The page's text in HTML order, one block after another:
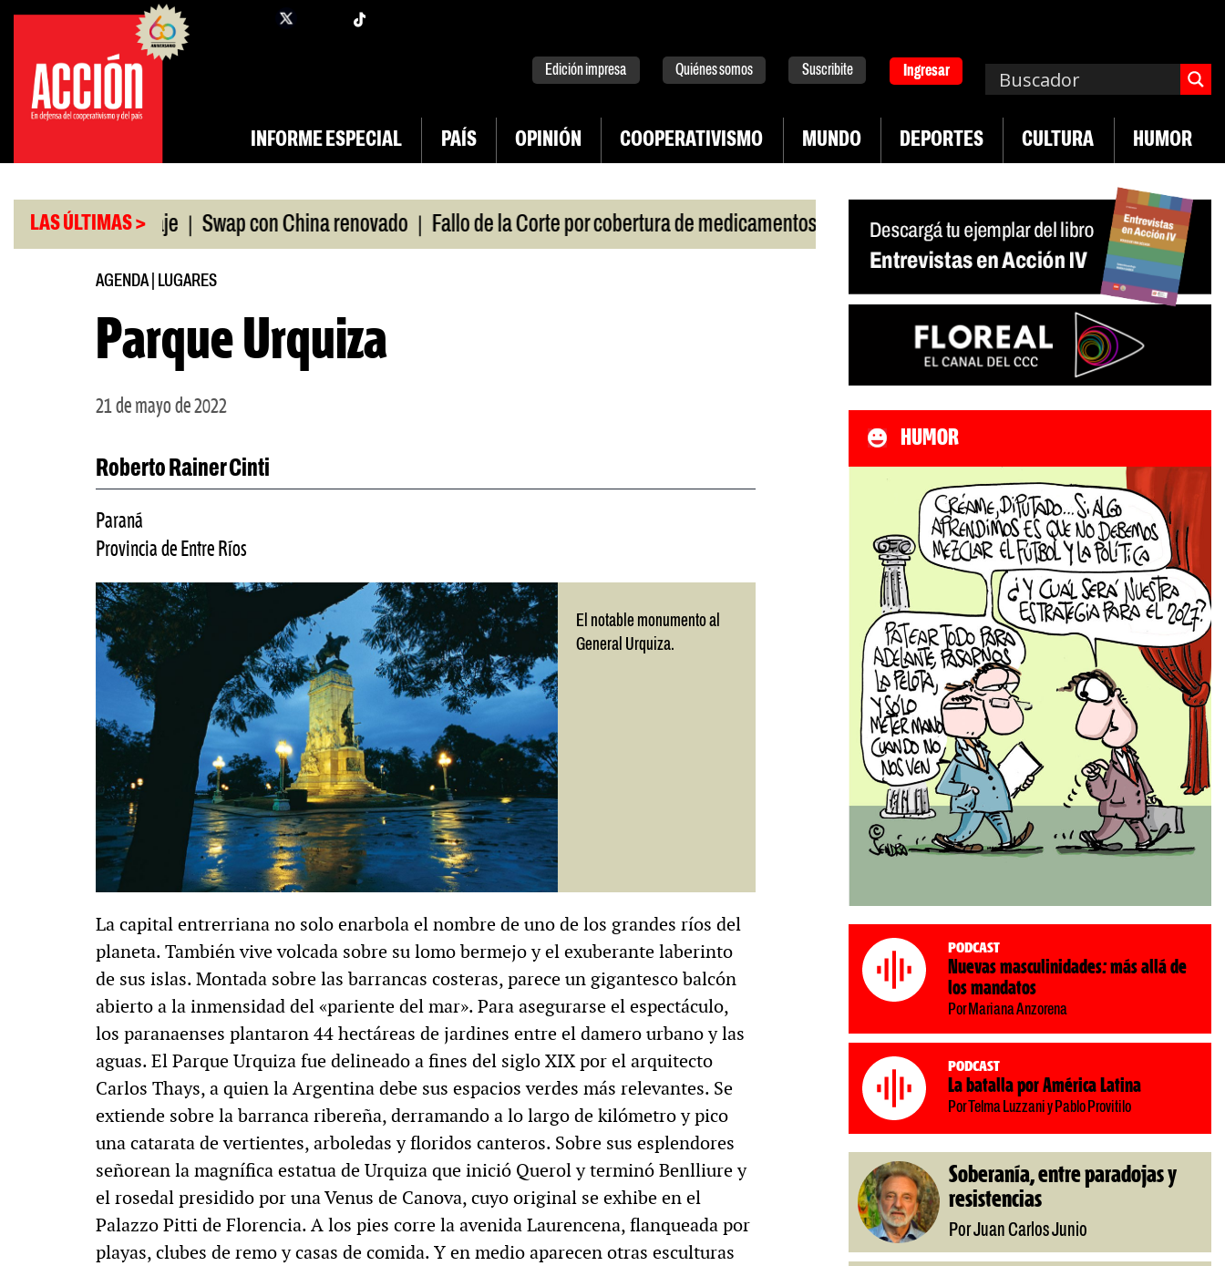
Saltar
contenido
facebook
Edición impresa Quiénes somos Suscribite Ingresar
INFORME ESPECIAL PAÍS OPINIÓN COOPERATIVISMO MUNDO DEPORTES CULTURA HUMOR
LAS ÚLTIMAS >
a peritaje | Swap con China renovado | Fallo de la Corte por cobertura de medicamentos | Uruguay frente a crisis diplomática Argentina-Brasil
AGENDA| LUGARES
Parque Urquiza
21 de mayo de 2022
Roberto Rainer Cinti
Paraná
Provincia de Entre Ríos
El notable monumento al
General Urquiza.
La capital entrerriana no solo enarbola el nombre de uno de los grandes ríos del
planeta. También vive volcada sobre su lomo bermejo y el exuberante laberinto
de sus islas. Montada sobre las barrancas costeras, parece un gigantesco balcón
abierto a la inmensidad del «pariente del mar». Para asegurarse el espectáculo,
los paranaenses plantaron 44 hectáreas de jardines entre el damero urbano y las
aguas. El Parque Urquiza fue delineado a fines del siglo XIX por el arquitecto
Carlos Thays, a quien la Argentina debe sus espacios verdes más relevantes. Se
extiende sobre la barranca ribereña, derramando a lo largo de kilómetro y pico
una catarata de vertientes, arboledas y floridos canteros. Sobre sus esplendores
señorean la magnífica estatua de Urquiza que inició Querol y terminó Benlliure y
el rosedal presidido por una Venus de Canova, cuyo original se exhibe en el
Palazzo Pitti de Florencia. A los pies corre la avenida Laurencena, flanqueada por
playas, clubes de remo y casas de comida. Y en medio aparecen otras esculturas
HUMOR
Podcast
Nuevas masculinidades: más allá de
los mandatos
Por Mariana Anzorena
Podcast
La batalla por América Latina
Por Telma Luzzani y Pablo Provitilo
Soberanía, entre paradojas y
resistencias
Por Juan Carlos Junio